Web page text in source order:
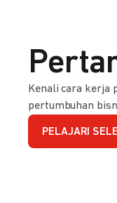
Kenali cara kerja
pertumbuhan
PELAJARI